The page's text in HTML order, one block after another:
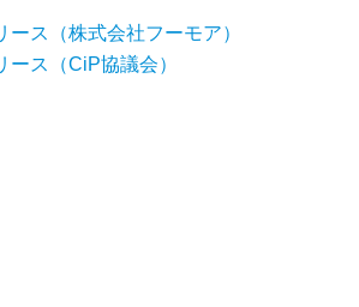
ース（株式会社フーモア）
ース（CiP協議会）